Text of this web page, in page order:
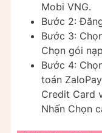
Mobi VNG.
Bước 2:
Bước 3:
Chọn gói
Bước 4:
toán
Credit Card
Nhấn Chọn